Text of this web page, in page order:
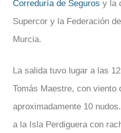
Correduría de Seguros y la
Supercor y la Federación
Murcia.
La salida tuvo lugar a las
Tomás Maestre, con viento
aproximadamente 10
a la Isla Perdiguera con